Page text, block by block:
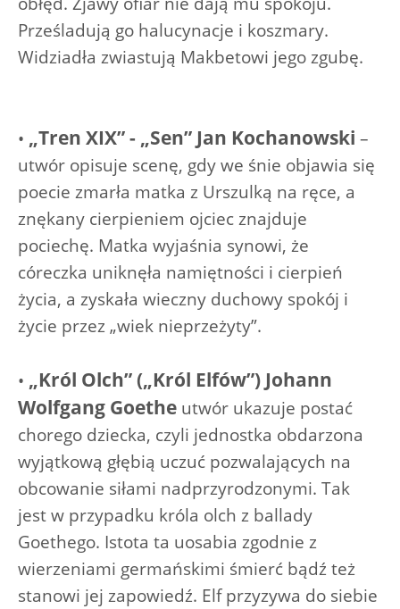
Prześladują go halucynacje i koszmary.
Widziadła zwiastują Makbetowi jego zgubę.
• „Tren XIX” - „Sen” Jan Kochanowski –
utwór opisuje scenę, gdy we śnie objawia się
poecie zmarła matka z Urszulką na ręce, a
znękany cierpieniem ojciec znajduje
pociechę. Matka wyjaśnia synowi, że
córeczka uniknęła namiętności i cierpień
życia, a zyskała wieczny duchowy spokój i
życie przez „wiek nieprzeżyty”.
• „Król Olch” („Król Elfów”) Johann
Wolfgang Goethe utwór ukazuje postać
chorego dziecka, czyli jednostka obdarzona
wyjątkową głębią uczuć pozwalających na
obcowanie siłami nadprzyrodzonymi. Tak
jest w przypadku króla olch z ballady
Goethego. Istota ta uosabia zgodnie z
wierzeniami germańskimi śmierć bądź też
stanowi jej zapowiedź. Elf przyzywa do siebie